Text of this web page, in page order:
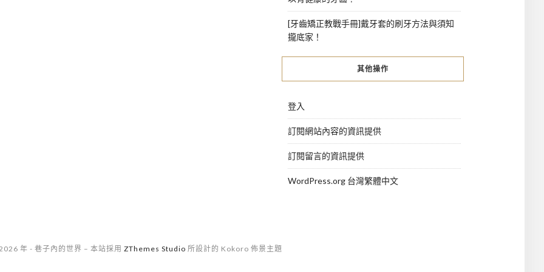
[牙齒矯正教戰手冊]戴牙套的刷牙方法與須知
攏底家！
其他操作
登入
訂閱網站內容的資訊提供
訂閱留言的資訊提供
WordPress.org 台灣繁體中文
年 - 巷子內的世界 – 本站採用 ZThemes Studio 所設計的 Kokoro 佈景主題